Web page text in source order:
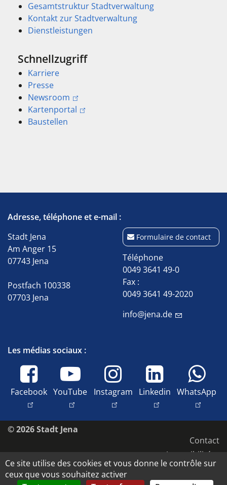
Gesamtstruktur Stadtverwaltung
Kontakt zur Stadtverwaltung
Dienstleistungen
Schnellzugriff
Karriere
Presse
Newsroom
Kartenportal
Baustellen
Adresse, téléphone et e-mail :
Stadt Jena
Am Anger 15
07743 Jena
Postfach 100338
07703 Jena
Formulaire de contact
Téléphone
0049 3641 49-0
Fax :
0049 3641 49-2020
info@jena.de
Les médias sociaux :
Facebook YouTube Instagram Linkedin WhatsApp
© 2026 Stadt Jena
Contact
Accessibilité
Protection des données
Ce site utilise des cookies et vous donne le contrôle sur
ceux que vous souhaitez activer